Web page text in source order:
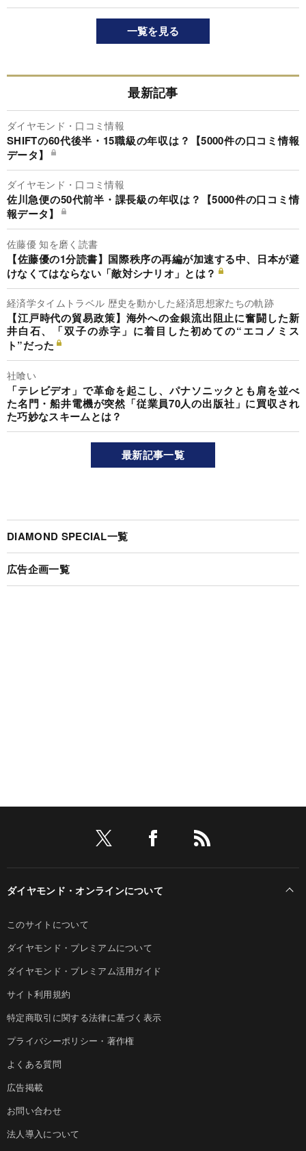
一覧を見る
最新記事
ダイヤモンド・口コミ情報
SHIFTの60代後半・15職級の年収は？【5000件の口コミ情報
データ】
ダイヤモンド・口コミ情報
佐川急便の50代前半・課長級の年収は？【5000件の口コミ情
報データ】
佐藤優 知を磨く読書
【佐藤優の1分読書】国際秩序の再編が加速する中、日本が避
けなくてはならない「敵対シナリオ」とは？
経済学タイムトラベル 歴史を動かした経済思想家たちの軌跡
【江戸時代の貿易政策】海外への金銀流出阻止に奮闘した新
井白石、「双子の赤字」に着目した初めての“エコノミス
ト”だった
社喰い
「テレビデオ」で革命を起こし、パナソニックとも肩を並べ
た名門・船井電機が突然「従業員70人の出版社」に買収され
た巧妙なスキームとは？
最新記事一覧
DIAMOND SPECIAL一覧
広告企画一覧
ダイヤモンド・オンラインについて
このサイトについて
ダイヤモンド・プレミアムについて
ダイヤモンド・プレミアム活用ガイド
サイト利用規約
特定商取引に関する法律に基づく表示
プライバシーポリシー・著作権
よくある質問
広告掲載
お問い合わせ
法人導入について